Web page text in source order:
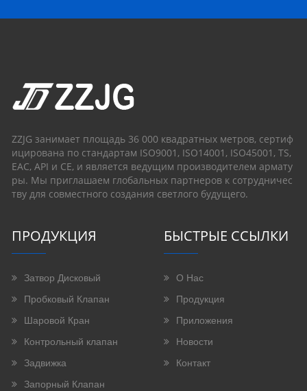
ZZJG занимает площадь 36 000 квадратных метров, сертиф
ицирована по стандартам ISO9001, ISO14001, ISO45001, TS,
EAC, API и CE, и является ведущим производителем армату
ры. Мы приглашаем глобальных партнеров к сотрудничес
тву для совместного создания светлого будущего.
ПРОДУКЦИЯ
Затвор Дисковый
Пробковый Клапан
Шаровой Кран
Контрольный клапан
Задвижка
Запорный Клапан
БЫСТРЫЕ ССЫЛКИ
О Нас
Продукция
Приложения
Новости
Контакт